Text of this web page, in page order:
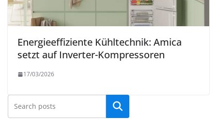
Energieeffiziente Kühltechnik: Amica
setzt auf Inverter-Kompressoren
17/03/2026